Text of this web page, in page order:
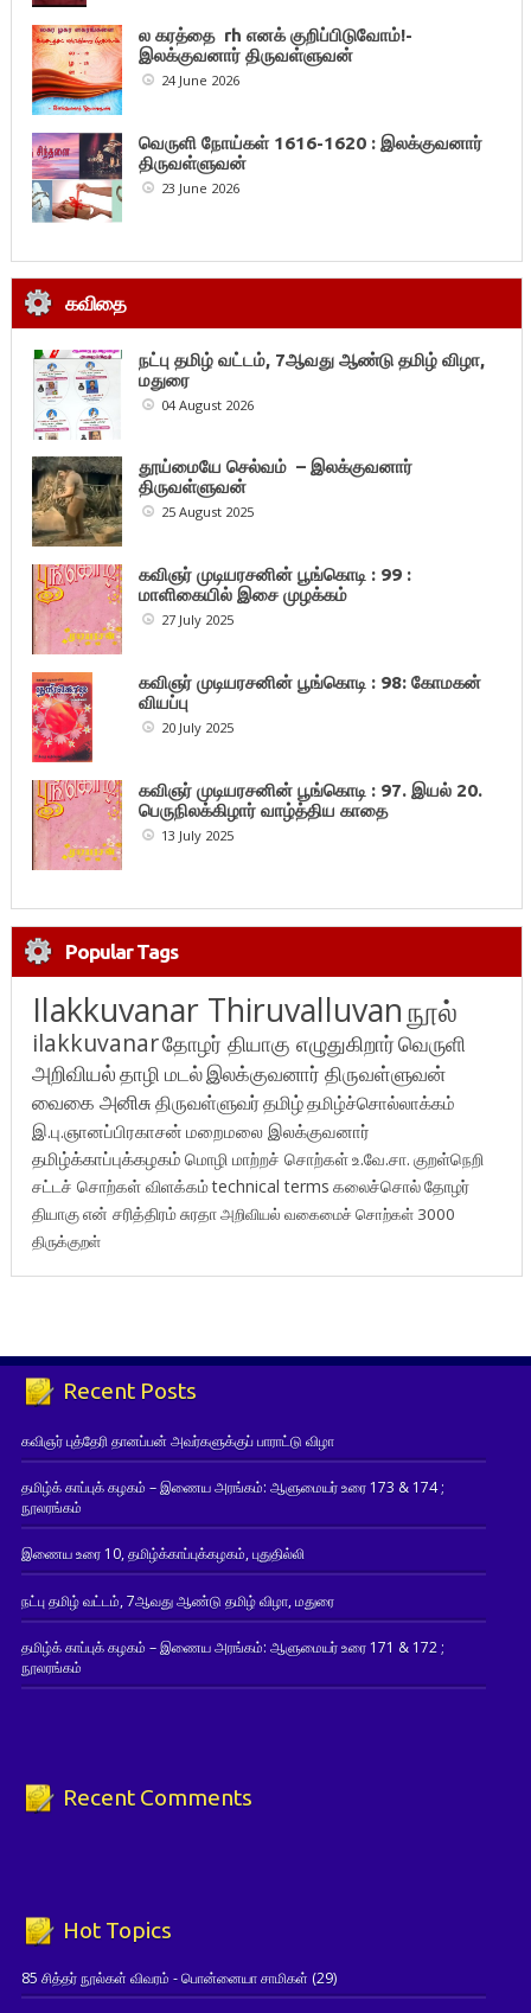
ல கரத்தை rh எனக் குறிப்பிடுவோம்!-
இலக்குவனார் திருவள்ளுவன்
24 June 2026
வெருளி நோய்கள் 1616-1620 : இலக்குவனார்
திருவள்ளுவன்
23 June 2026
கவிதை
நட்பு தமிழ் வட்டம், 7ஆவது ஆண்டு தமிழ் விழா,
மதுரை
04 August 2026
தூய்மையே செல்வம் – இலக்குவனார்
திருவள்ளுவன்
25 August 2025
கவிஞர் முடியரசனின் பூங்கொடி : 99 :
மாளிகையில் இசை முழக்கம்
27 July 2025
கவிஞர் முடியரசனின் பூங்கொடி : 98: கோமகன்
வியப்பு
20 July 2025
கவிஞர் முடியரசனின் பூங்கொடி : 97. இயல் 20.
பெருநிலக்கிழார் வாழ்த்திய காதை
13 July 2025
Popular Tags
Ilakkuvanar Thiruvalluvanநூல்
ilakkuvanarதோழர் தியாகு எழுதுகிறார்வெருளி
அறிவியல்தாழி மடல்இலக்குவனார் திருவள்ளுவன்
வைகை அனிசுதிருவள்ளுவர்தமிழ்தமிழ்ச்சொல்லாக்கம்
இ.பு.ஞானப்பிரகாசன் மறைமலை இலக்குவனார்
தமிழ்க்காப்புக்கழகம் மொழி மாற்றச் சொற்கள்உ.வே.சா. குறள்நெறி
சட்டச் சொற்கள் விளக்கம்technical terms கலைச்சொல்தோழர்
தியாகுஎன் சரித்திரம்சுரதாஅறிவியல் வகைமைச் சொற்கள் 3000
திருக்குறள்
Recent Posts
கவிஞர் புத்தேரி தானப்பன் அவர்களுக்குப் பாராட்டு விழா
தமிழ்க் காப்புக் கழகம் – இணைய அரங்கம்: ஆளுமையர் உரை 173 & 174 ;
நூலரங்கம்
இணைய உரை 10, தமிழ்க்காப்புக்கழகம், புதுதில்லி
நட்பு தமிழ் வட்டம், 7ஆவது ஆண்டு தமிழ் விழா, மதுரை
தமிழ்க் காப்புக் கழகம் – இணைய அரங்கம்: ஆளுமையர் உரை 171 & 172 ;
நூலரங்கம்
Recent Comments
Hot Topics
85 சித்தர் நூல்கள் விவரம் - பொன்னையா சாமிகள் (29)